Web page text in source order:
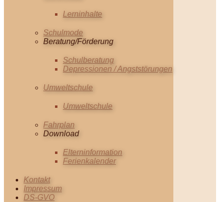
Lerninhalte
Schulmode
Beratung/Förderung
Schulberatung
Depressionen / Angststörungen
Umweltschule
Umweltschule
Fahrplan
Download
Elterninformation
Ferienkalender
Kontakt
Impressum
DS-GVO